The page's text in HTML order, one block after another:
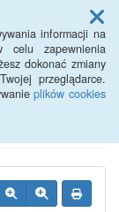
informacji na
celu zapewnienia
dokonać zmiany
przeglądarce.
plików cookies
Menu